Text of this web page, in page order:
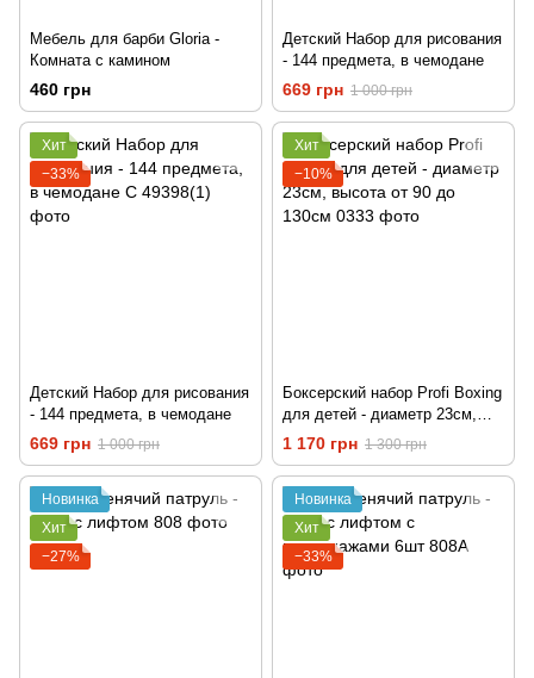
Мебель для барби Gloria -
Комната с камином
460 грн
Детский Набор для рисования
- 144 предмета, в чемодане
669 грн 1 000 грн
Хит
−33%
Детский Набор для рисования
- 144 предмета, в чемодане
669 грн 1 000 грн
Хит
−10%
Боксерский набор Profi Boxing
для детей - диаметр 23см,
высота от 90 до 130см
1 170 грн 1 300 грн
Новинка
Хит
−27%
Новинка
Хит
−33%